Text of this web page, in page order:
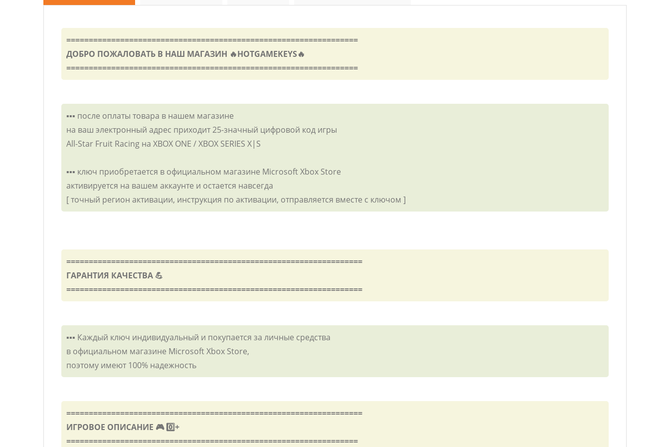
=================================================================
ДОБРО ПОЖАЛОВАТЬ В НАШ МАГАЗИН 🔥HOTGAMEKEYS🔥
=================================================================
▪️▪️▪️ после оплаты товара в нашем магазине
на ваш электронный адрес приходит 25-значный цифровой код игры
All-Star Fruit Racing на XBOX ONE / XBOX SERIES X|S
▪️▪️▪️ ключ приобретается в официальном магазине Microsoft Xbox Store
активируется на вашем аккаунте и остается навсегда
[ точный регион активации, инструкция по активации, отправляется вместе с ключом ]
==================================================================
ГАРАНТИЯ КАЧЕСТВА 💪
==================================================================
▪️▪️▪️ Каждый ключ индивидуальный и покупается за личные средства
в официальном магазине Microsoft Xbox Store,
поэтому имеют 100% надежность
==================================================================
ИГРОВОЕ ОПИСАНИЕ 🎮 0️⃣+
=================================================================